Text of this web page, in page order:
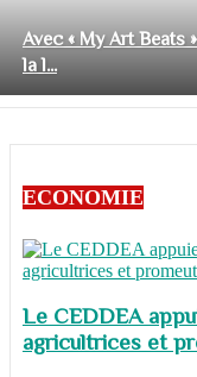
Avec « My Art Beats
la l...
ECONOMIE
Le CEDDEA
agricultrices et